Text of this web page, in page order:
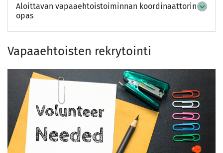
Aloittavan vapaaehtoistoiminnan koordinaattorin
opas
Vapaaehtoisten rekrytointi